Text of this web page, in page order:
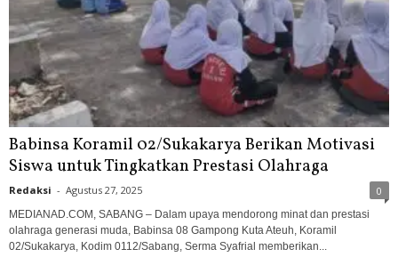
Babinsa Koramil 02/Sukakarya Berikan Motivasi
Siswa untuk Tingkatkan Prestasi Olahraga
Redaksi - Agustus 27, 2025 0
MEDIANAD.COM, SABANG – Dalam upaya mendorong minat dan prestasi
olahraga generasi muda, Babinsa 08 Gampong Kuta Ateuh, Koramil
02/Sukakarya, Kodim 0112/Sabang, Serma Syafrial memberikan...